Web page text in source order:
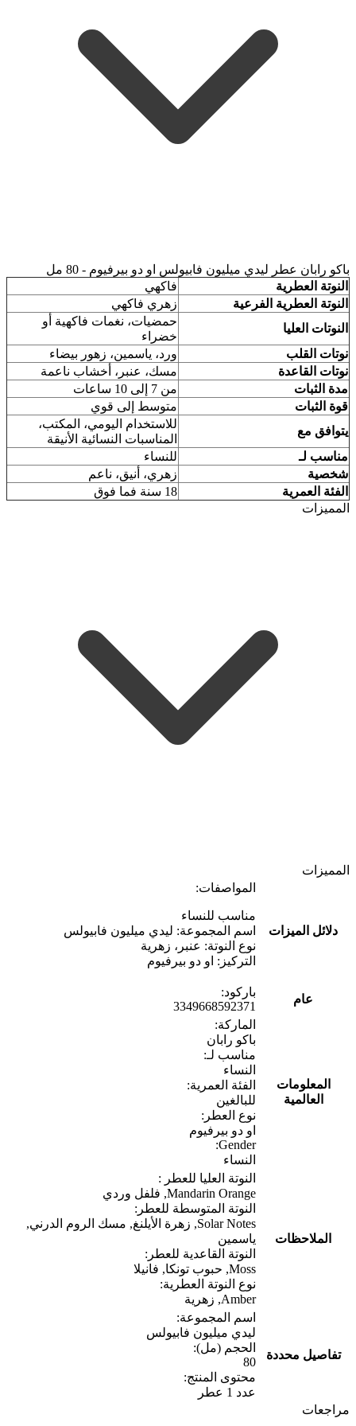
باكو رابان عطر ليدي ميليون فابيولس او دو بيرفيوم - 80 مل
النوتة العطرية
فاكهي
النوتة العطرية الفرعية
زهري فاكهي
النوتات العليا
حمضيات، نغمات فاكهية أو
خضراء
نوتات القلب
ورد، ياسمين، زهور بيضاء
نوتات القاعدة
مسك، عنبر، أخشاب ناعمة
مدة الثبات
من 7 إلى 10 ساعات
قوة الثبات
متوسط إلى قوي
يتوافق مع
للاستخدام اليومي، المكتب،
المناسبات النسائية الأنيقة
مناسب لـ
للنساء
شخصية
زهري، أنيق، ناعم
الفئة العمرية
18 سنة فما فوق
المميزات
المميزات
دلائل الميزات
المواصفات:
مناسب للنساء
اسم المجموعة: ليدي ميليون فابيولس
نوع النوتة: عنبر، زهرية
التركيز: او دو بيرفيوم
عام
باركود:
3349668592371
المعلومات
العالمية
الماركة:
باكو رابان
مناسب لـ:
النساء
الفئة العمرية:
للبالغين
نوع العطر:
او دو بيرفيوم
Gender:
النساء
الملاحظات
النوتة العليا للعطر :
Mandarin Orange, فلفل وردي
النوتة المتوسطة للعطر:
Solar Notes, زهرة الأيلنغ, مسك الروم الدرني,
ياسمين
النوتة القاعدية للعطر:
Moss, حبوب تونكا, فانيلا
نوع النوتة العطرية:
Amber, زهرية
تفاصيل محددة
اسم المجموعة:
ليدي ميليون فابيولس
الحجم (مل):
80
محتوى المنتج:
عدد 1 عطر
مراجعات